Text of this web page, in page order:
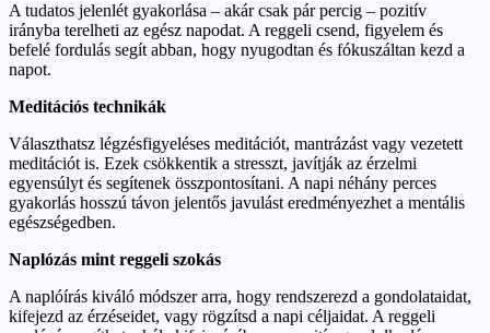
A tudatos jelenlét gyakorlása – akár csak pár percig – pozitív
irányba terelheti az egész napodat. A reggeli csend, figyelem és
befelé fordulás segít abban, hogy nyugodtan és fókuszáltan kezd a
napot.
Meditációs technikák
Választhatsz légzésfigyeléses meditációt, mantrázást vagy vezetett
meditációt is. Ezek csökkentik a stresszt, javítják az érzelmi
egyensúlyt és segítenek összpontosítani. A napi néhány perces
gyakorlás hosszú távon jelentős javulást eredményezhet a mentális
egészségedben.
Naplózás mint reggeli szokás
A naplóírás kiváló módszer arra, hogy rendszerezd a gondolataidat,
kifejezd az érzéseidet, vagy rögzítsd a napi céljaidat. A reggeli